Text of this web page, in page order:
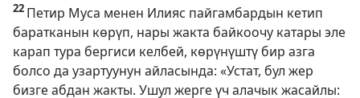
22 Петир Муса менен Илияс пайгамбардын кетип
баратканын көрүп, нары жакта байкоочу катары эле
карап тура бергиси келбей, көрүнүштү бир азга
болсо да узартуунун айласында: «Устат, бул жер
бизге абдан жакты. Ушул жерге үч алачык жасайлы: